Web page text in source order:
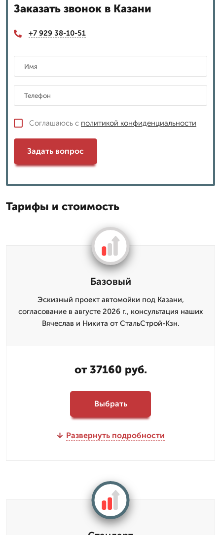
Заказать звонок в Казани
+7 929 38-10-51
Соглашаюсь с политикой конфиденциальности
Задать вопрос
Тарифы и стоимость
Базовый
Эскизный проект автомойки под Казани,
согласование в августе 2026 г., консультация наших
Вячеслав и Никита от СтальСтрой-Кзн.
от 37160 руб.
Выбрать
Развернуть подробности